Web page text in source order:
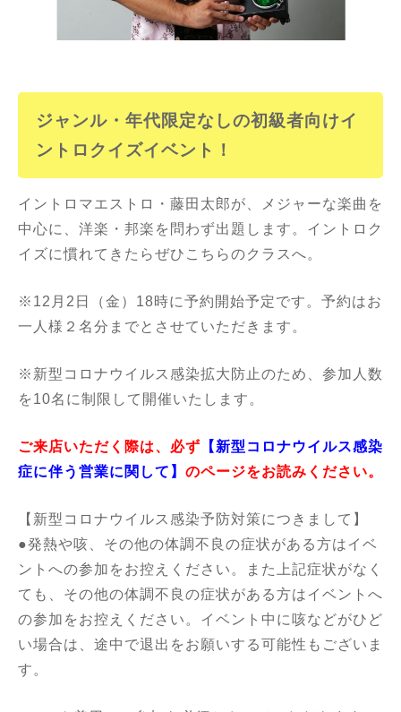
ジャンル・年代限定なしの初級者向けイ
ントロクイズイベント！
イントロマエストロ・藤田太郎が、メジャーな楽曲を
中心に、洋楽・邦楽を問わず出題します。イントロク
イズに慣れてきたらぜひこちらのクラスへ。
※12月2日（金）18時に予約開始予定です。予約はお
一人様２名分までとさせていただきます。
※新型コロナウイルス感染拡大防止のため、参加人数
を10名に制限して開催いたします。
ご来店いただく際は、必ず 【 新型コロナウイルス感染
症に伴う営業に関して 】 のページをお読みください。
【新型コロナウイルス感染予防対策につきまして】
●発熱や咳、その他の体調不良の症状がある方はイベ
ントへの参加をお控えください。また上記症状がなく
ても、その他の体調不良の症状がある方はイベントへ
の参加をお控えください。イベント中に咳などがひど
い場合は、途中で退出をお願いする可能性もございま
す。